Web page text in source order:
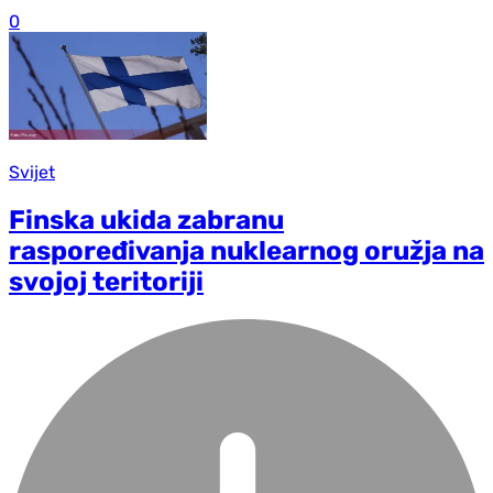
0
Svijet
Finska ukida zabranu
raspoređivanja nuklearnog oružja na
svojoj teritoriji